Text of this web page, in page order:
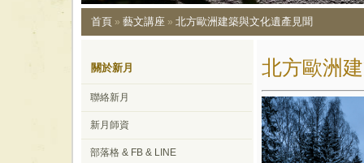
首頁 » 藝文講座 » 北方歐洲建築與文化遺產見聞
關於新月
聯絡新月
新月師資
部落格 & FB & LINE
北方歐洲